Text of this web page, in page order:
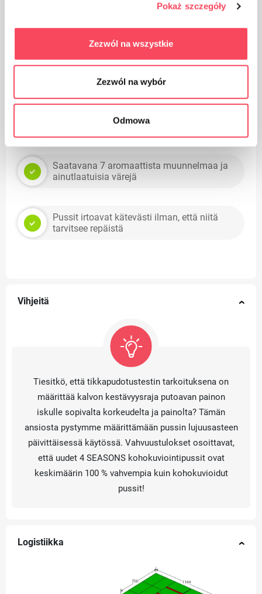
Pokaż szczegóły
Zezwól na wszystkie
Zezwól na wybór
Odmowa
100 % kierrätetty ekologinen pakkaus, FSC ja
Valmistettu kestävästä kolmikerroksisesta
lisäksi pussia
Erittäin joustava
Saatavana 7 aromaattista muunnelmaa ja
ainutlaatuisia värejä
Pussit irtoavat kätevästi ilman, että niitä
tarvitsee repäistä
Vihjeitä
Tiesitkö, että tikkapudotustestin tarkoituksena on
määrittää kalvon kestävyysraja putoavan painon
iskulle sopivalta korkeudelta ja painolta? Tämän
ansiosta pystymme määrittämään pussin lujuusasteen
päivittäisessä käytössä. Vahvuustulokset osoittavat,
että uudet 4 SEASONS kohokuviointipussit ovat
keskimäärin 100 % vahvempia kuin kohokuvioidut
pussit!
Logistiikka